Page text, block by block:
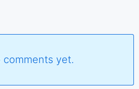
comments yet.